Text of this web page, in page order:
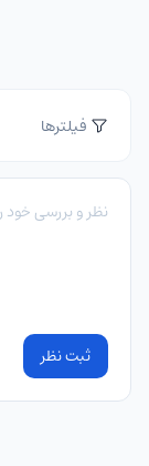
فیلترها
ثبت نظر